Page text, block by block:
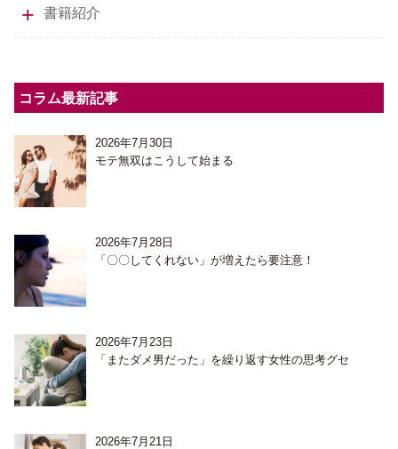
書籍紹介
コラム最新記事
2026年7月30日
モテ無双はこうして始まる
2026年7月28日
「〇〇してくれない」が増えたら要注意！
2026年7月23日
「またダメ男だった」を繰り返す女性の思考グセ
2026年7月21日